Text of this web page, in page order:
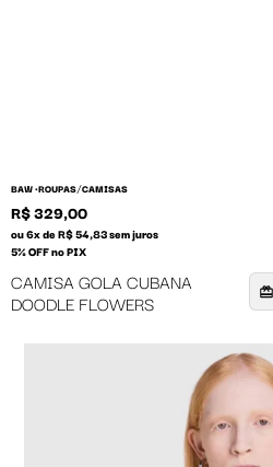
BAW •ROUPAS/CAMISAS
R$ 329,00
ou 6x de R$ 54,83 sem juros
5% OFF no PIX
CAMISA GOLA CUBANA
DOODLE FLOWERS